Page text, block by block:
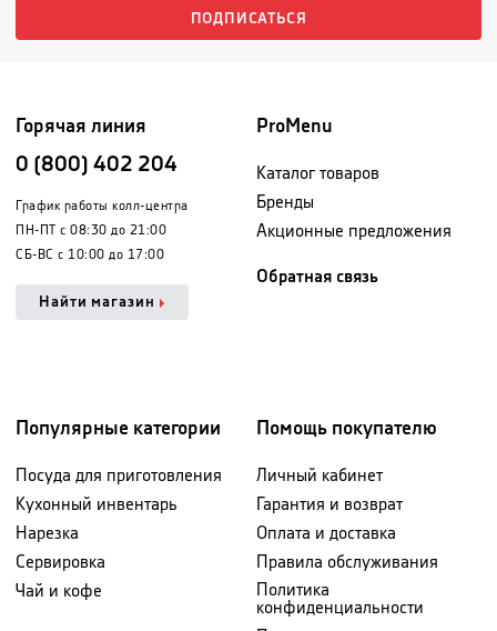
ПОДПИСАТЬСЯ
Горячая линия
0 (800) 402 204
График работы колл-центра
ПН-ПТ с 08:30 до 21:00
СБ-ВС с 10:00 до 17:00
Найти магазин
ProMenu
Каталог товаров
Бренды
Акционные предложения
Обратная связь
Популярные категории
Посуда для приготовления
Кухонный инвентарь
Нарезка
Сервировка
Чай и кофе
Помощь покупателю
Личный кабинет
Гарантия и возврат
Оплата и доставка
Правила обслуживания
Политика
конфиденциальности